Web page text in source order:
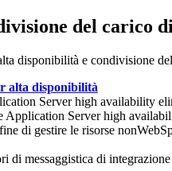
del carico
disponibilità e condivisione
alta disponibilità
Serverhigh availability
Application Serverhigh
di gestire le risorse non
di messaggistica di